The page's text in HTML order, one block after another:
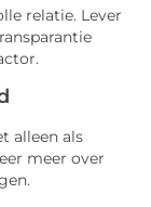
relatie. Lever
alleen als
meer over